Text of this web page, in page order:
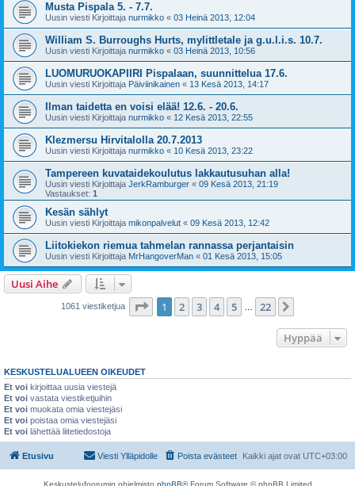
Musta Pispala 5. - 7.7.
Uusin viesti Kirjoittaja nurmikko « 03 Heinä 2013, 12:04
William S. Burroughs Hurts, mylittletale ja g.u.l.i.s. 10.7.
Uusin viesti Kirjoittaja nurmikko « 03 Heinä 2013, 10:56
LUOMURUOKAPIIRI Pispalaan, suunnittelua 17.6.
Uusin viesti Kirjoittaja Päiviinikainen « 13 Kesä 2013, 14:17
Ilman taidetta en voisi elää! 12.6. - 20.6.
Uusin viesti Kirjoittaja nurmikko « 12 Kesä 2013, 22:55
Klezmersu Hirvitalolla 20.7.2013
Uusin viesti Kirjoittaja nurmikko « 10 Kesä 2013, 23:22
Tampereen kuvataidekoulutus lakkautusuhan alla!
Uusin viesti Kirjoittaja JerkRamburger « 09 Kesä 2013, 21:19
Vastaukset: 1
Kesän sählyt
Uusin viesti Kirjoittaja mikonpalvelut « 09 Kesä 2013, 12:42
Liitokiekon riemua tahmelan rannassa perjantaisin
Uusin viesti Kirjoittaja MrHangoverMan « 01 Kesä 2013, 15:05
Uusi Aihe
1061 viestiketjua Sivu /22
1 2 3 4 5 22
Hyppää
KESKUSTELUALUEEN OIKEUDET
Et voi kirjoittaa uusia viestejä
Et voi vastata viestiketjuihin
Et voi muokata omia viestejäsi
Et voi poistaa omia viestejäsi
Et voi lähettää liitetiedostoja
Etusivu Kaikki ajat ovat UTC+03:00
Poista evästeet
Viesti Ylläpidolle
Keskustelufoorumin ohjelmisto phpBB® Forum Software © phpBB Limited